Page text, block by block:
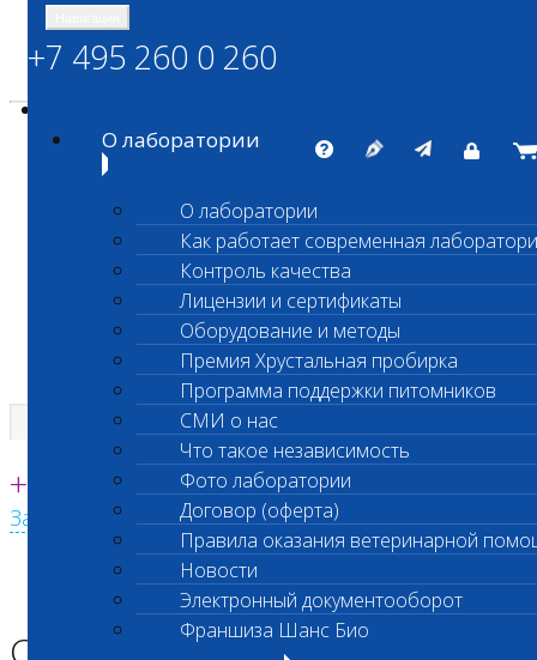
ШАНС БИО
Независимая ветеринарная лаборатория
Единая круглосуточная справочная
+7 495 260 0 260
Заказать звонок с сайта
+7 495 260 0 260
О лаборатории
О лаборатории
Как работает современная
Контроль качества
Лицензии и сертификаты
Оборудование и методы
Премия Хрустальная пробирка
Программа поддержки питомников
СМИ о нас
Что такое независимость
Фото лаборатории
Договор (оферта)
Правила оказания ветеринарной
Новости
Электронный документооборот
Франшиза Шанс Био
Главная страница
О лаборатории
Сми о нас